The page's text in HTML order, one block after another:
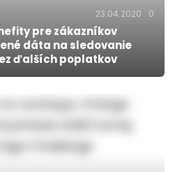
23.04.2020 0
pre zákazníkov
dáta na sledovanie
ďalších poplatkov